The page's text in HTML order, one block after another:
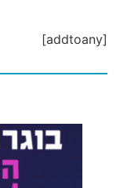
[addtoany]